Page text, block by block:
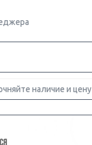
наличие и цену